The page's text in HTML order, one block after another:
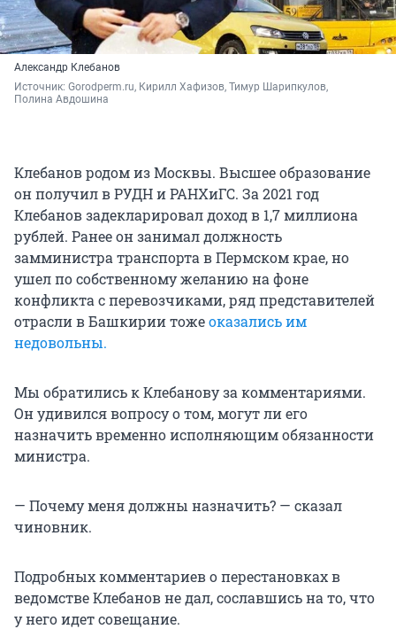
Александр Клебанов
Источник: Gorodperm.ru, Кирилл Хафизов, Тимур Шарипкулов,
Полина Авдошина
Клебанов родом из Москвы. Высшее образование
он получил в РУДН и РАНХиГС. За 2021 год
Клебанов задекларировал доход в 1,7 миллиона
рублей. Ранее он занимал должность
замминистра транспорта в Пермском крае, но
ушел по собственному желанию на фоне
конфликта с перевозчиками, ряд представителей
отрасли в Башкирии тожеоказались им
недовольны.
Мы обратились к Клебанову за комментариями.
Он удивился вопросу о том, могут ли его
назначить временно исполняющим обязанности
министра.
— Почему меня должны назначить? — сказал
чиновник.
Подробных комментариев о перестановках в
ведомстве Клебанов не дал, сославшись на то, что
у него идет совещание.